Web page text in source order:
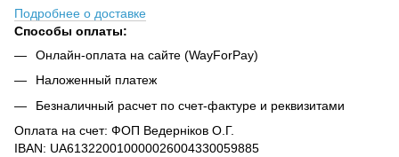
Подробнее о доставке
Способы оплаты:
Онлайн-оплата на сайте (WayForPay)
Наложенный платеж
Безналичный расчет по счет-фактуре и реквизитами
Оплата на счет: ФОП Ведерніков О.Г.
IBAN: UA613220010000026004330059885